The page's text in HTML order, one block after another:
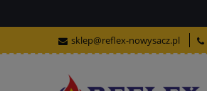
sklep@reflex-nowysacz.pl